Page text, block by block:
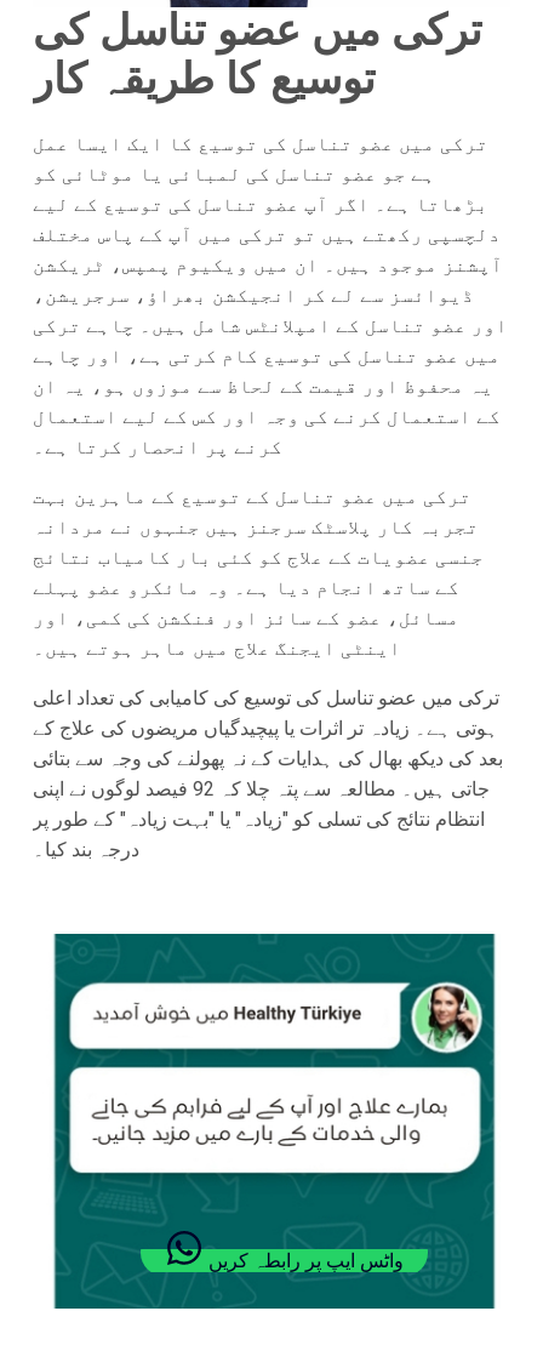
ترکی میں عضو تناسل کی
توسیع کا طریقہ کار
ترکی میں عضو تناسل کی توسیع کا ایک ایسا عمل
ہے جو عضو تناسل کی لمبائی یا موٹائی کو
بڑھاتا ہے۔ اگر آپ عضو تناسل کی توسیع کے لیے
دلچسپی رکھتے ہیں تو ترکی میں آپ کے پاس مختلف
آپشنز موجود ہیں۔ ان میں ویکیوم پمپس، ٹریکشن
ڈیوائسز سے لے کر انجیکشن بھراؤ، سرجریشن،
اور عضو تناسل کے امپلانٹس شامل ہیں۔ چاہے ترکی
میں عضو تناسل کی توسیع کام کرتی ہے، اور چاہے
یہ محفوظ اور قیمت کے لحاظ سے موزوں ہو، یہ ان
کے استعمال کرنے کی وجہ اور کس کے لیے استعمال
کرنے پر انحصار کرتا ہے۔
ترکی میں عضو تناسل کے توسیع کے ماہرین بہت
تجربہ کار پلاسٹک سرجنز ہیں جنہوں نے مردانہ
جنسی عضویات کے علاج کو کئی بار کامیاب نتائج
کے ساتھ انجام دیا ہے۔ وہ مائکرو عضو پہلے
مسائل، عضو کے سائز اور فنکشن کی کمی، اور
اینٹی ایجنگ علاج میں ماہر ہوتے ہیں۔
ترکی میں عضو تناسل کی توسیع کی کامیابی کی تعداد اعلی
ہوتی ہے۔ زیادہ تر اثرات یا پیچیدگیاں مریضوں کی علاج کے
بعد کی دیکھ بھال کی ہدایات کے نہ پھولنے کی وجہ سے بتائی
جاتی ہیں۔ مطالعہ سے پتہ چلا کہ 92 فیصد لوگوں نے اپنی
انتظام نتائج کی تسلی کو "زیادہ" یا "بہت زیادہ" کے طور پر
درجہ بند کیا۔
واٹس ایپ پر رابطہ کریں